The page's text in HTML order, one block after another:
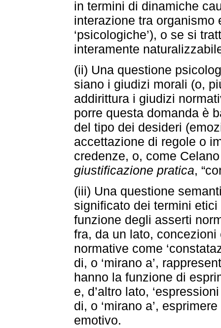
in termini di dinamiche
interazione tra organismo
‘psicologiche’), o se si
interamente
(ii) Una questione
siano i giudizi morali (o,
addirittura i giudizi
porre questa domanda è
del tipo dei desideri
accettazione di regole o
credenze, o, come
giustificazione pratica,
(iii) Una questione
significato dei termini
funzione degli asserti
fra, da un lato,
normative come
di, o ‘mirano a’,
hanno la funzione di
e, d’altro lato,
di, o ‘mirano a’,
emotivo.